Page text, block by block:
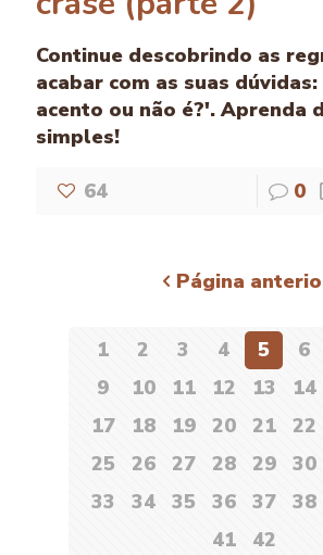
Continue descobrindo as
acabar com as suas dúvidas:
acento ou não é?'. Aprenda
simples!
64 0
Página
1 2 3 4 5 6
9
10 11 12 13 14
17
18 19 20 21 22
25
26 27 28 29 30
33
34 35 36 37 38
41
42